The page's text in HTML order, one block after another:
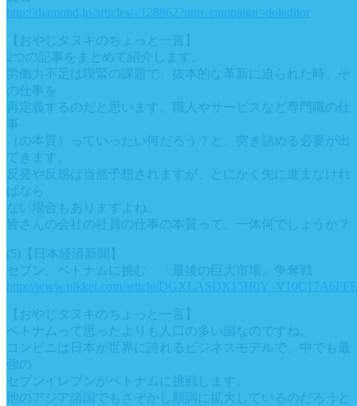
http://diamond.jp/articles/-/128862?utm_campaign=doleditor
【おやじタヌキのちょっと一言】
2つの記事をまとめて紹介します。
労働力不足は喫緊の課題で、抜本的な革新に迫られた時、そ
の仕事を
再定義するのだと思います。職人やサービスなど専門職の仕
（の本質）っていったい何だろう？と、突き詰める必要が出
てきます。
反発や反感は当然予想されますが、とにかく先に進まなけれ
ばなら
ない場合もありますよね。
皆さんの会社の社員の仕事の本質って、一体何でしょうか？
(5)【日本経済新聞】
セブン、ベトナムに挑む 「最後の巨大市場」争奪戦
http://www.nikkei.com/article/
【おやじタヌキのちょっと一言】
ベトナムって思ったよりも人口の多い国なのですね。
コンビニは日本が世界に誇れるビジネスモデルで、中でも最
強の
セブンイレブンがベトナムに挑戦します。
他のアジア諸国でもさぞかし順調に拡大しているのだろうと